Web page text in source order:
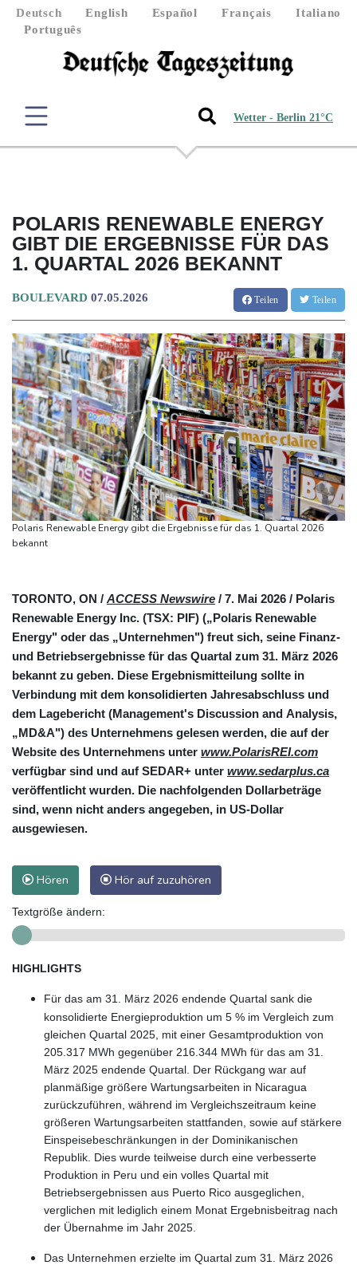
Deutsch English Español Français
Italiano
Português
Wetter - Berlin 21°C
POLARIS RENEWABLE ENERGY
GIBT DIE ERGEBNISSE FÜR DAS
1. QUARTAL 2026 BEKANNT
BOULEVARD 07.05.2026 Teilen Teilen
Polaris Renewable Energy gibt die Ergebnisse für das 1. Quartal 2026
bekannt
TORONTO, ON / ACCESS Newswire / 7. Mai 2026 / Polaris
Renewable Energy Inc. (TSX: PIF) („Polaris Renewable
Energy" oder das „Unternehmen") freut sich, seine Finanz-
und Betriebsergebnisse für das Quartal zum 31. März 2026
bekannt zu geben. Diese Ergebnismitteilung sollte in
Verbindung mit dem konsolidierten Jahresabschluss und
dem Lagebericht (Management's Discussion and Analysis,
„MD&A") des Unternehmens gelesen werden, die auf der
Website des Unternehmens unter www.PolarisREI.com
verfügbar sind und auf SEDAR+ unter www.sedarplus.ca
veröffentlicht wurden. Die nachfolgenden Dollarbeträge
sind, wenn nicht anders angegeben, in US-Dollar
ausgewiesen.
Hören Hör auf zuzuhören
Textgröße ändern:
HIGHLIGHTS
Für das am 31. März 2026 endende Quartal sank die
konsolidierte Energieproduktion um 5 % im Vergleich zum
gleichen Quartal 2025, mit einer Gesamtproduktion von
205.317 MWh gegenüber 216.344 MWh für das am 31.
März 2025 endende Quartal. Der Rückgang war auf
planmäßige größere Wartungsarbeiten in Nicaragua
zurückzuführen, während im Vergleichszeitraum keine
größeren Wartungsarbeiten stattfanden, sowie auf stärkere
Einspeisebeschränkungen in der Dominikanischen
Republik. Dies wurde teilweise durch eine verbesserte
Produktion in Peru und ein volles Quartal mit
Betriebsergebnissen aus Puerto Rico ausgeglichen,
verglichen mit lediglich einem Monat Ergebnisbeitrag nach
der Übernahme im Jahr 2025.
Das Unternehmen erzielte im Quartal zum 31. März 2026